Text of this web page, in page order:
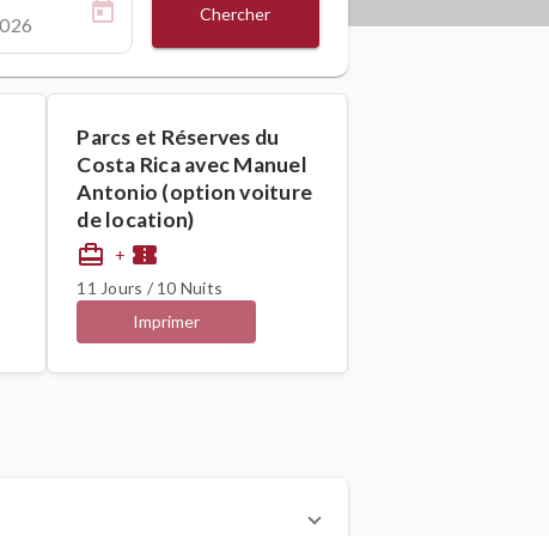
Chercher
Parcs et Réserves du
Costa Rica avec Manuel
Antonio (option voiture
de location)
card_travel + confirmation_number
11 Jours / 10 Nuits
Imprimer